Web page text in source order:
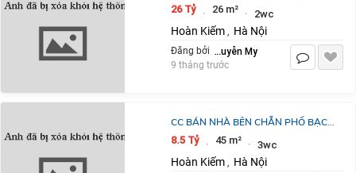
TRÁNH, VỈA HÈ MÊNH MÔNG, KINH
DOANH VÔ ĐỐI 5 TẦNG ĐẸP NHỈNH
25 TỶ
26 Tỷ · 26 m² · 2wc
Hoàn Kiếm , Hà Nội
Đăng bởi Nguyễn My
9 tháng trước
CC BÁN NHÀ BÊN CHẴN PHỐ BẠCH
ĐẰNG, 45M2X 3 TẦNG, 4 NGỦ, 25M
RA MẶT PHỐ,
8.5 Tỷ · 45 m² · 3wc
Hoàn Kiếm , Hà Nội